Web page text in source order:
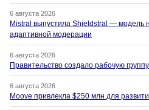
6 августа 2026
Mistral выпустила Shieldstral — модель
адаптивной модерации
6 августа 2026
Правительство создало рабочую
6 августа 2026
Moove привлекла $250 млн для